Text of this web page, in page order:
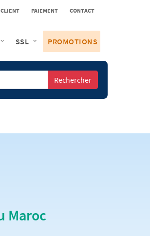
CLIENT PAIEMENT CONTACT
SSL PROMOTIONS
Rechercher
Maroc